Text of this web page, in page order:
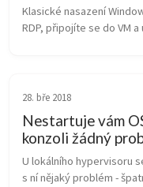
Klasické nasazení
RDP, připojíte se do VM
28. bře 2018
Nestartuje vám
konzoli žádný
U lokálního hypervisoru
s ní nějaký problém -